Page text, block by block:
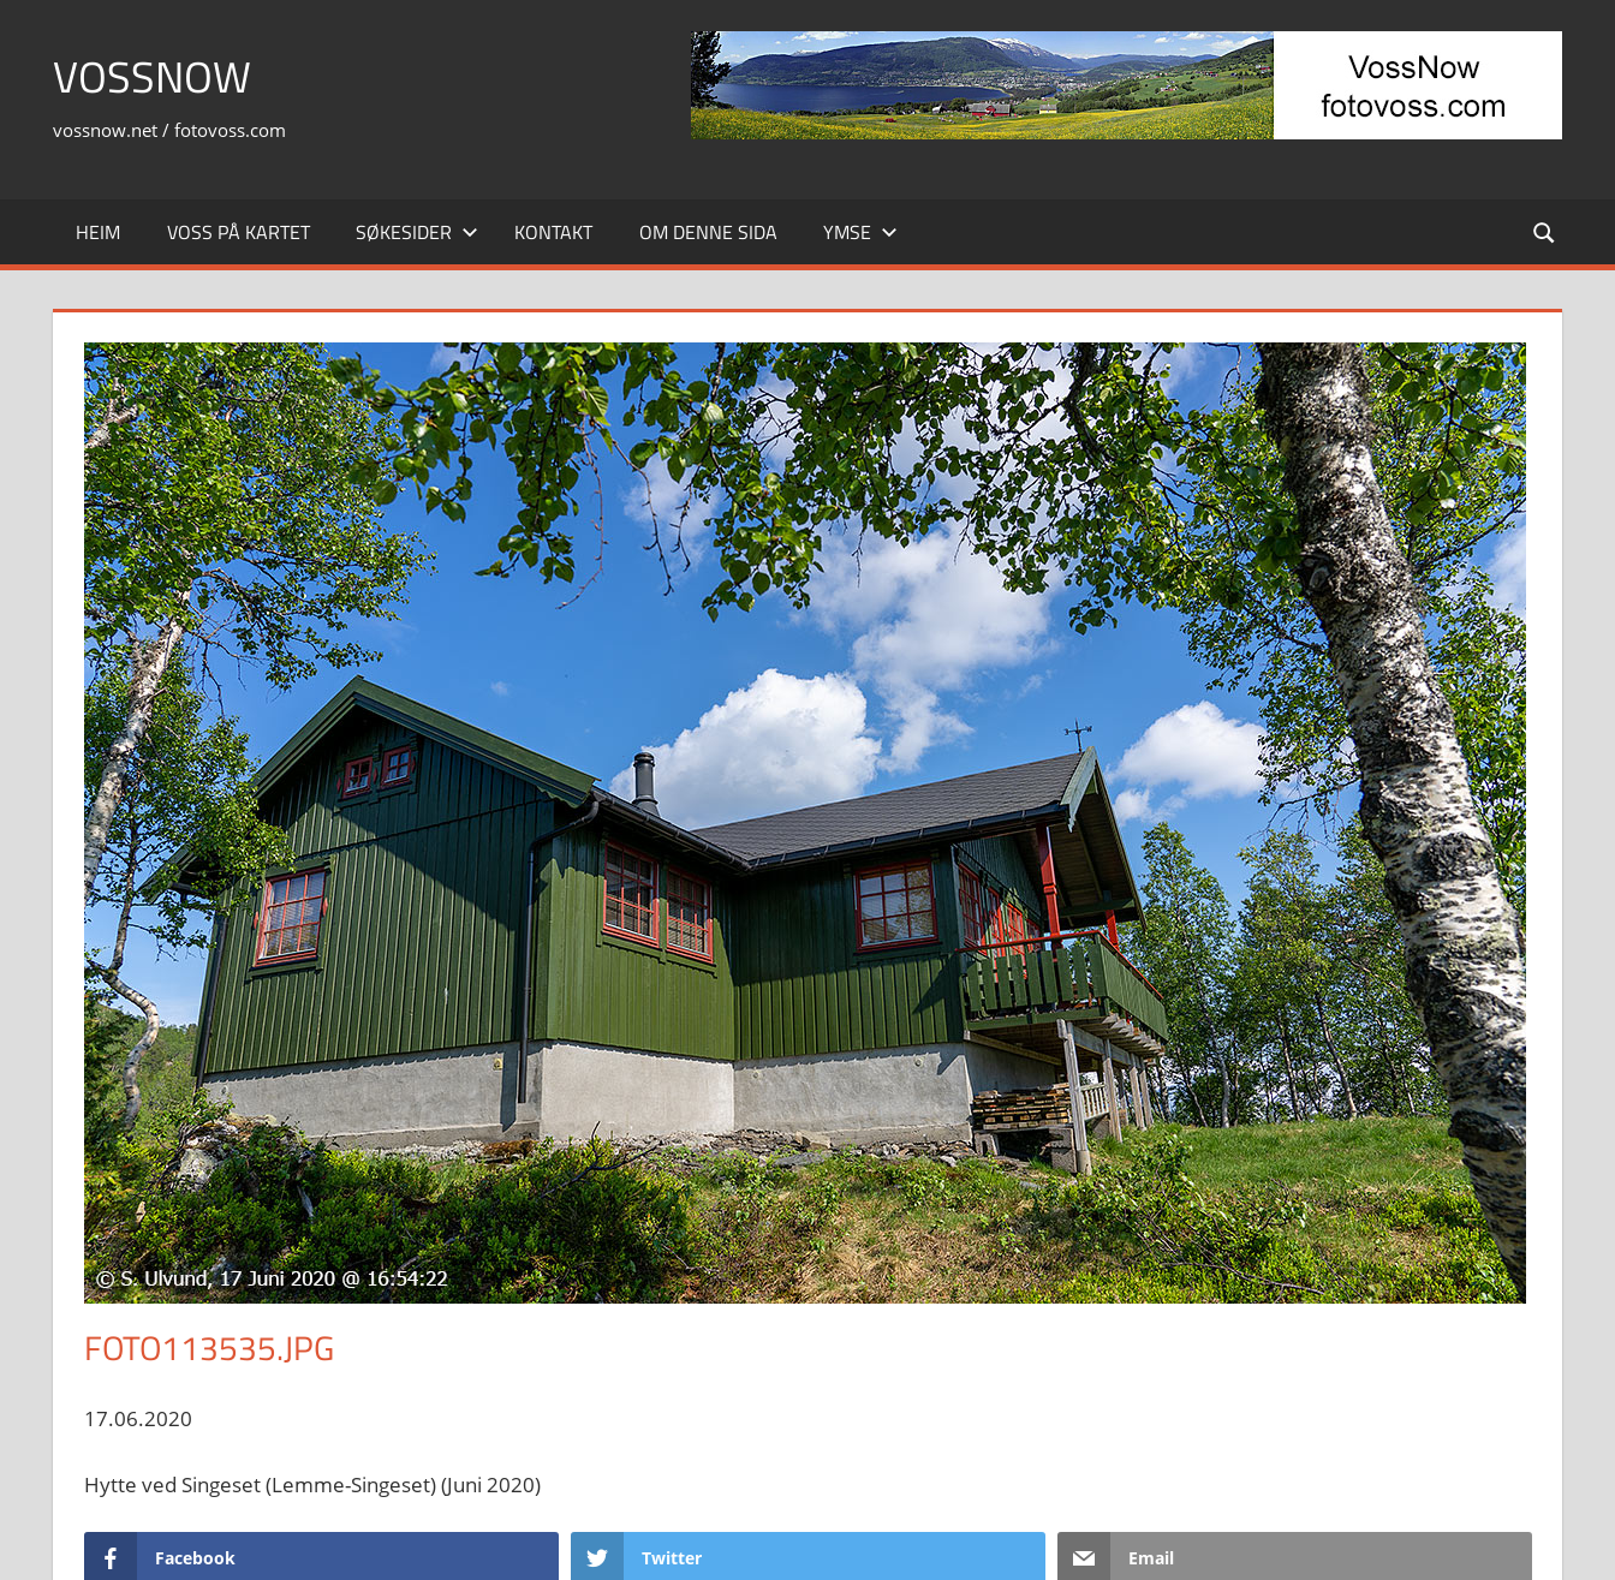
contentVOSSNOW
vossnow.net / fotovoss.com
HEIM VOSS PÅ KARTET SØKESIDER KONTAKT OM DENNE SIDA YMSE
FOTO113535.JPG
17.06.2020
Hytte ved Singeset (Lemme-Singeset) (Juni 2020)
Facebook Twitter Email